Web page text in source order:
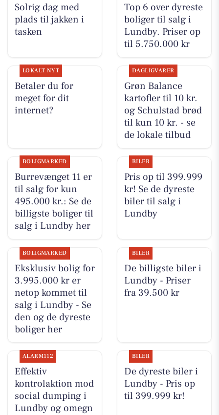
Solrig dag med
plads til jakken i
tasken
Top 6 over dyreste
boliger til salg i
Lundby. Priser op
til 5.750.000 kr
LOKALT NYT
Betaler du for
meget for dit
internet?
DAGLIGVARER
Grøn Balance
kartofler til 10 kr.
og Schulstad brød
til kun 10 kr. - se
de lokale tilbud
BOLIGMARKED
Burrevænget 11 er
til salg for kun
495.000 kr.: Se de
billigste boliger til
salg i Lundby her
BILER
Pris op til 399.999
kr! Se de dyreste
biler til salg i
Lundby
BOLIGMARKED
Eksklusiv bolig for
3.995.000 kr er
netop kommet til
salg i Lundby - Se
den og de dyreste
boliger her
BILER
De billigste biler i
Lundby - Priser
fra 39.500 kr
ALARM112
Effektiv
kontrolaktion mod
social dumping i
Lundby og omegn
BILER
De dyreste biler i
Lundby - Pris op
til 399.999 kr!